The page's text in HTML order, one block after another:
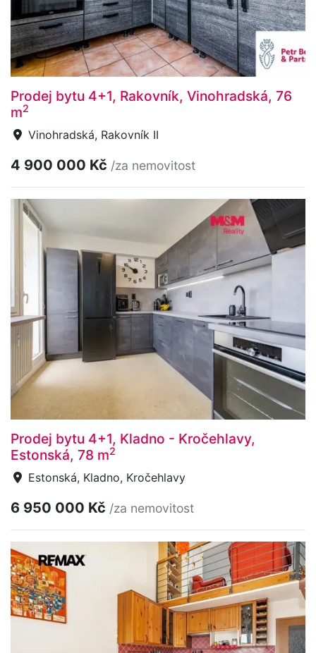
Prodej bytu 4+1, Rakovník, Vinohradská, 76
m2
Vinohradská, Rakovník II
4 900 000 Kč /za nemovitost
Prodej bytu 4+1, Kladno - Kročehlavy,
Estonská, 78 m2
Estonská, Kladno, Kročehlavy
6 950 000 Kč /za nemovitost